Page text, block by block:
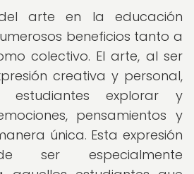
arte en la educación
beneficios tanto a
colectivo. El arte, al ser
creativa y personal,
explorar y
pensamientos y
única. Esta expresión
ser especialmente